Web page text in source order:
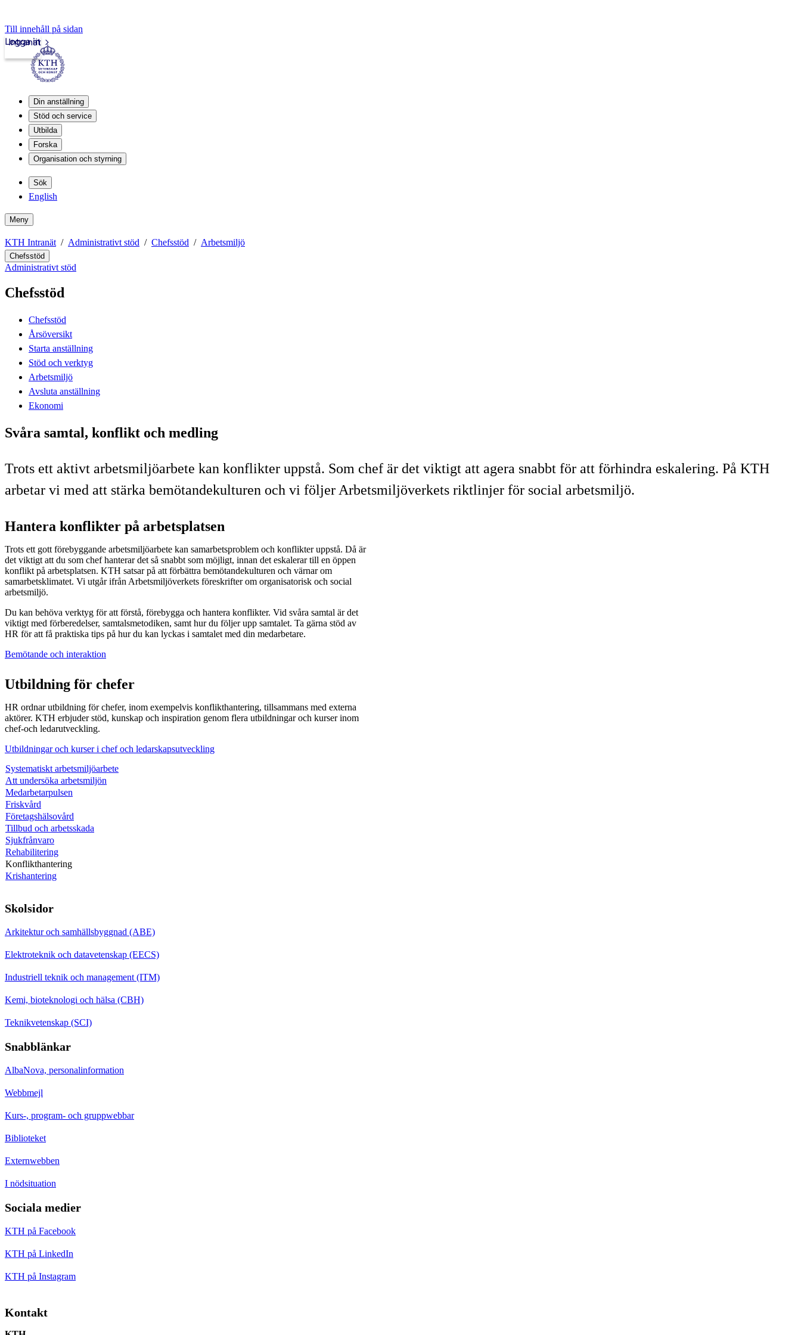
Till innehåll på sidan
Intranät
Logga in
Din anställning
Stöd och service
Utbilda
Forska
Organisation och styrning
Sök
English
Meny
KTH Intranät Administrativt stöd Chefsstöd Arbetsmiljö
Chefsstöd
Administrativt stöd
Chefsstöd
Chefsstöd
Årsöversikt
Starta anställning
Stöd och verktyg
Arbetsmiljö
Avsluta anställning
Ekonomi
Svåra samtal, konflikt och medling
Trots ett aktivt arbetsmiljöarbete kan konflikter uppstå. Som chef är det viktigt att agera snabbt för att förhindra eskalering. På KTH
arbetar vi med att stärka bemötandekulturen och vi följer Arbetsmiljöverkets riktlinjer för social arbetsmiljö.
Hantera konflikter på arbetsplatsen
Trots ett gott förebyggande arbetsmiljöarbete kan samarbetsproblem och konflikter uppstå. Då är
det viktigt att du som chef hanterar det så snabbt som möjligt, innan det eskalerar till en öppen
konflikt på arbetsplatsen. KTH satsar på att förbättra bemötandekulturen och värnar om
samarbetsklimatet. Vi utgår ifrån Arbetsmiljöverkets föreskrifter om organisatorisk och social
arbetsmiljö.
Du kan behöva verktyg för att förstå, förebygga och hantera konflikter. Vid svåra samtal är det
viktigt med förberedelser, samtalsmetodiken, samt hur du följer upp samtalet. Ta gärna stöd av
HR för att få praktiska tips på hur du kan lyckas i samtalet med din medarbetare.
Bemötande och interaktion
Utbildning för chefer
HR ordnar utbildning för chefer, inom exempelvis konflikthantering, tillsammans med externa
aktörer. KTH erbjuder stöd, kunskap och inspiration genom flera utbildningar och kurser inom
chef-och ledarutveckling.
Utbildningar och kurser i chef och ledarskapsutveckling
Systematiskt arbetsmiljöarbete
Att undersöka arbetsmiljön
Medarbetarpulsen
Friskvård
Företagshälsovård
Tillbud och arbetsskada
Sjukfrånvaro
Rehabilitering
Konflikthantering
Krishantering
Skolsidor
Arkitektur och samhällsbyggnad (ABE)
Elektroteknik och datavetenskap (EECS)
Industriell teknik och management (ITM)
Kemi, bioteknologi och hälsa (CBH)
Teknikvetenskap (SCI)
Snabblänkar
AlbaNova, personalinformation
Webbmejl
Kurs-, program- och gruppwebbar
Biblioteket
Externwebben
I nödsituation
Sociala medier
KTH på Facebook
KTH på LinkedIn
KTH på Instagram
Kontakt